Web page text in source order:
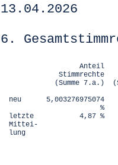
13.04.2026
6.
Anteil
Stimmrechte
(Summe 7.a.)
neu      5,003276975074
                        %
letzte           4,87 %
  Mittei-
  lung